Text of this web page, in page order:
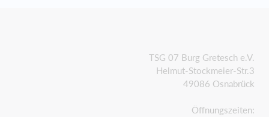
TSG 07 Burg Gretesch e.V.
Helmut-Stockmeier-Str.3
49086 Osnabrück
Öffnungszeiten: